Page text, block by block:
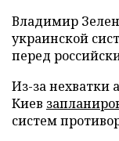
Владимир
украинской
перед
Из-за нехватки
Киев
систем